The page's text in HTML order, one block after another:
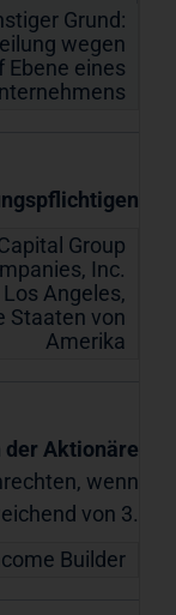
Grund:
wegen
Ebene eines
Group
Inc.
Los Angeles,
Staaten von
Amerika
der Aktionäre
wenn
von 3.
Builder